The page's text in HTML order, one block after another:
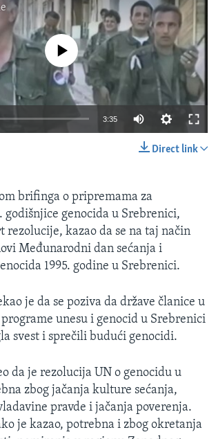
source currently available
3:35
Direct link
brifinga o pripremama za
godišnjice genocida u Srebrenici,
kazao da se na taj način
Međunarodni dan sećanja i
1995. godine u Srebrenici.
je da se poziva da države članice u
unesu i genocid u Srebrenici
svest i sprečili budući genocidi.
da je rezolucija UN o genocidu u
zbog jačanja kulture sećanja,
pravde i jačanja poverenja.
je kazao, potrebna i zbog okretanja